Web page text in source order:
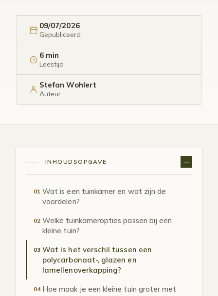
09/07/2026
Gepubliceerd
6 min
Leestijd
Stefan Wohlert
Auteur
INHOUDSOPGAVE
01 Wat is een tuinkamer en wat zijn de
voordelen?
02 Welke tuinkameropties passen bij een
kleine tuin?
03 Wat is het verschil tussen een
polycarbonaat-, glazen en
lamellenoverkapping?
04 Hoe maak je een kleine tuin groter met